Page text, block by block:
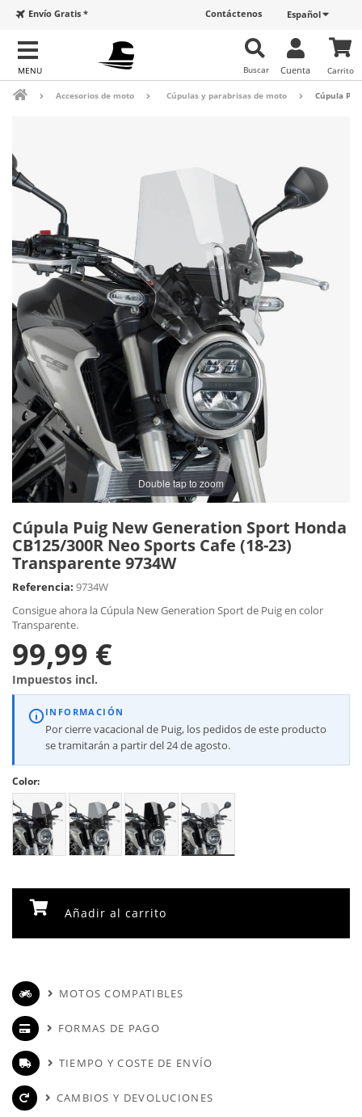
Español
Contáctenos
Envío Gratis *
Carrito
Cuenta
Buscar
Accesorios de moto Cúpulas y parabrisas de moto Cúpula
Double tap to zoom
Cúpula Puig New Generation Sport Honda
CB125/300R Neo Sports Cafe (18-23)
Transparente 9734W
Referencia: 9734W
Consigue ahora la Cúpula New Generation Sport de Puig en color
Transparente.
99,99 €
Impuestos incl.
INFORMACIÓN
Por cierre vacacional de Puig, los pedidos de este producto
se tramitarán a partir del 24 de agosto.
Color:
Añadir al carrito
MOTOS COMPATIBLES
FORMAS DE PAGO
TIEMPO Y COSTE DE ENVÍO
CAMBIOS Y DEVOLUCIONES